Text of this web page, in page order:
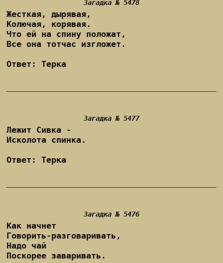
Загадка № 5478
Жесткая, дырявая,
Колючая, корявая.
Что ей на спину положат,
Все она тотчас изгложет.
Ответ: Терка
Загадка № 5477
Лежит Сивка -
Исколота спинка.
Ответ: Терка
Загадка № 5476
Как начнет
Говорить-разговаривать,
Надо чай
Поскорее заваривать.